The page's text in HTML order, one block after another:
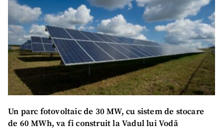
SUSȚINE
Un parc fotovoltaic de 30 MW, cu sistem de stocare
de 60 MWh, va fi construit la Vadul lui Vodă